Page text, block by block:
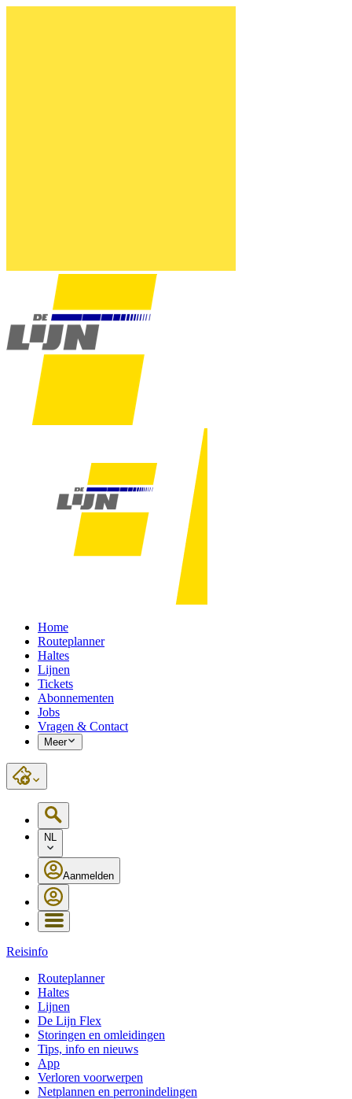
Home
Routeplanner
Haltes
Lijnen
Tickets
Abonnementen
Jobs
Vragen & Contact
Meer
NL
Aanmelden
Reisinfo
Routeplanner
Haltes
Lijnen
De Lijn Flex
Storingen en omleidingen
Tips, info en nieuws
App
Verloren voorwerpen
Netplannen en perronindelingen